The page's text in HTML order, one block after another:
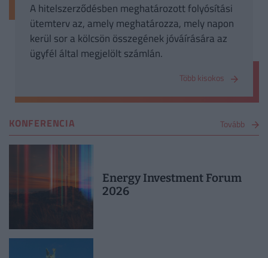
A hitelszerződésben meghatározott folyósítási
ütemterv az, amely meghatározza, mely napon
kerül sor a kölcsön összegének jóváírására az
ügyfél által megjelölt számlán.
Több kisokos
KONFERENCIA Tovább
Energy Investment Forum
2026